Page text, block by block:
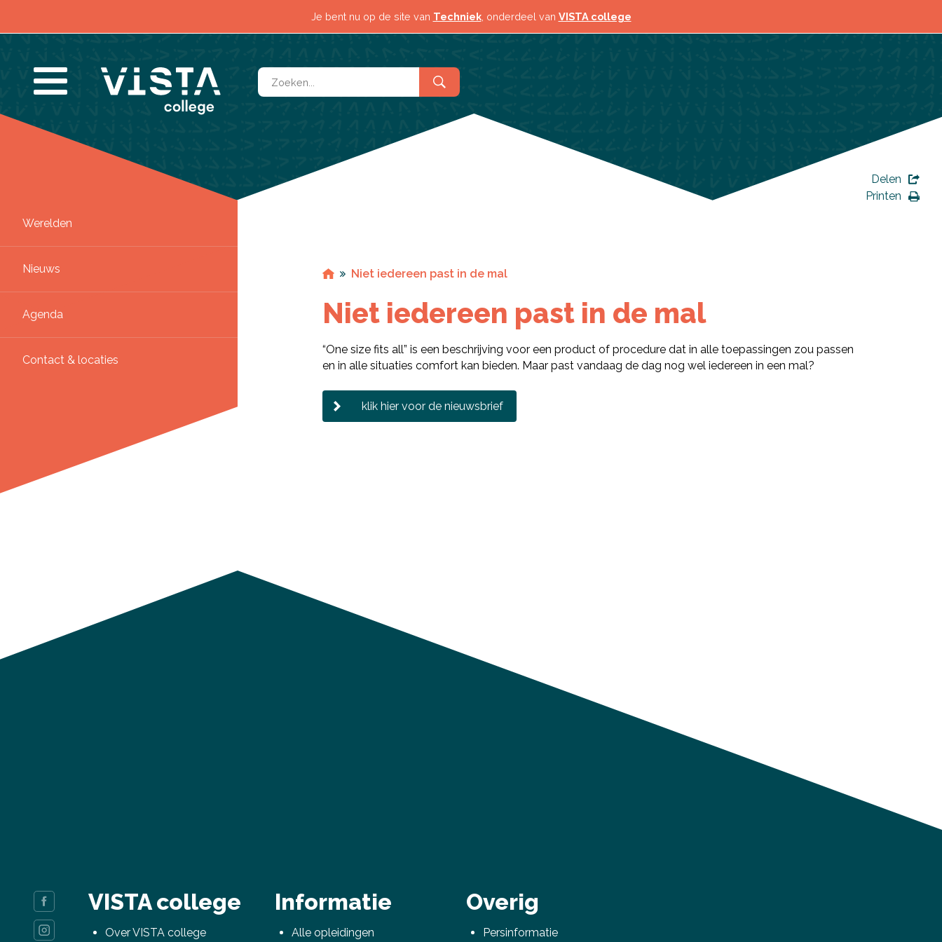
Je bent nu op de site van Techniek, onderdeel van VISTA college
Delen
Printen
Werelden
Nieuws
Agenda
Contact & locaties
Niet iedereen past in de mal
Niet iedereen past in de mal
“One size fits all” is een beschrijving voor een product of procedure dat in alle toepassingen zou passen
en in alle situaties comfort kan bieden. Maar past vandaag de dag nog wel iedereen in een mal?
klik hier voor de nieuwsbrief
VISTA college
Over VISTA college
Informatie
Alle opleidingen
Overig
Persinformatie